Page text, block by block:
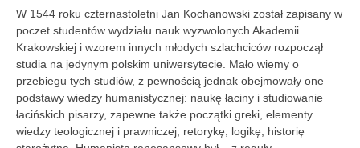
W 1544 roku czternastoletni Jan Kochanowski został zapisany w
poczet studentów wydziału nauk wyzwolonych Akademii
Krakowskiej i wzorem innych młodych szlachciców rozpoczął
studia na jedynym polskim uniwersytecie. Mało wiemy o
przebiegu tych studiów, z pewnością jednak obejmowały one
podstawy wiedzy humanistycznej: naukę łaciny i studiowanie
łacińskich pisarzy, zapewne także początki greki, elementy
wiedzy teologicznej i prawniczej, retorykę, logikę, historię